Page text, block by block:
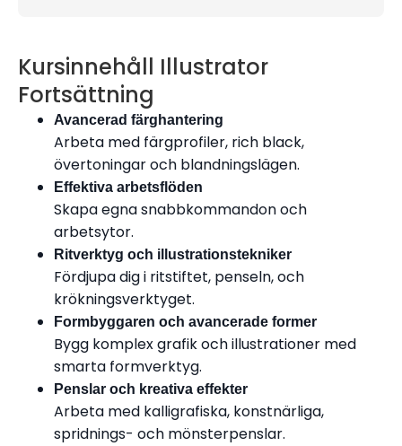
Kursinnehåll Illustrator
Fortsättning
Avancerad färghantering
Arbeta med färgprofiler, rich black,
övertoningar och blandningslägen.
Effektiva arbetsflöden
Skapa egna snabbkommandon och
arbetsytor.
Ritverktyg och illustrationstekniker
Fördjupa dig i ritstiftet, penseln, och
krökningsverktyget.
Formbyggaren och avancerade former
Bygg komplex grafik och illustrationer med
smarta formverktyg.
Penslar och kreativa effekter
Arbeta med kalligrafiska, konstnärliga,
spridnings- och mönsterpenslar.